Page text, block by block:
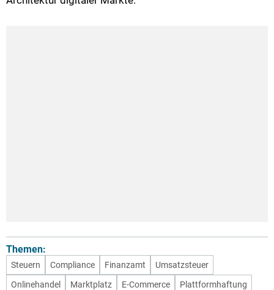
Themen:
Steuern Compliance Finanzamt
Umsatzsteuer
Onlinehandel
Marktplatz E-Commerce Plattformhaftung